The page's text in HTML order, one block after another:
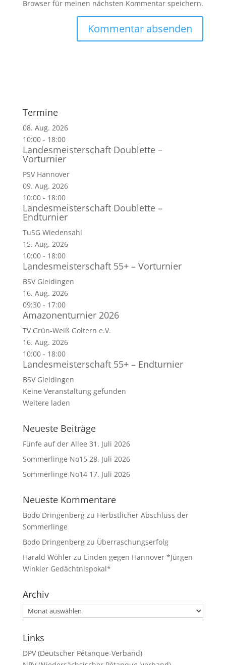
Browser für meinen nächsten Kommentar speichern.
Termine
08. Aug. 2026
10:00- 18:00
Landesmeisterschaft Doublette –
Vorturnier
PSV Hannover
09. Aug. 2026
10:00- 18:00
Landesmeisterschaft Doublette –
Endturnier
TuSG Wiedensahl
15. Aug. 2026
10:00- 18:00
Landesmeisterschaft 55+ – Vorturnier
BSV Gleidingen
16. Aug. 2026
09:30- 17:00
Amazonenturnier 2026
TV Grün-Weiß Goltern e.V.
16. Aug. 2026
10:00- 18:00
Landesmeisterschaft 55+ – Endturnier
BSV Gleidingen
Keine Veranstaltung gefunden
Weitere laden
Neueste Beiträge
Fünfe auf der Allee 31. Juli 2026
Sommerlinge No15 28. Juli 2026
Sommerlinge No14 17. Juli 2026
Neueste Kommentare
Bodo Dringenbergzu Herbstlicher Abschluss der
Sommerlinge
Bodo Dringenbergzu Überraschungserfolg
Harald Wöhlerzu Linden gegen Hannover *Jürgen
Winkler Gedächtnispokal*
Archiv
Archiv
Links
DPV (Deutscher Pétanque-Verband)